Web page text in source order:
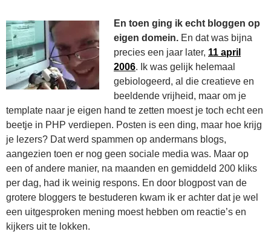
En toen ging ik echt bloggen op
eigen domein. En dat was bijna
precies een jaar later, 11 april
2006. Ik was gelijk helemaal
gebiologeerd, al die creatieve en
beeldende vrijheid, maar om je
template naar je eigen hand te zetten moest je toch echt een
beetje in PHP verdiepen. Posten is een ding, maar hoe krijg
je lezers? Dat werd spammen op andermans blogs,
aangezien toen er nog geen sociale media was. Maar op
een of andere manier, na maanden en gemiddeld 200 kliks
per dag, had ik weinig respons. En door blogpost van de
grotere bloggers te bestuderen kwam ik er achter dat je wel
een uitgesproken mening moest hebben om reactie’s en
kijkers uit te lokken.